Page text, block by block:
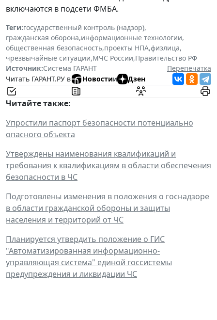
включаются в подсети ФМБА.
Теги:государственный контроль (надзор),
гражданская оборона,информационные технологии,
общественная безопасность,проекты НПА,физлица,
чрезвычайные ситуации,МЧС России,Правительство РФ
Источник:Система ГАРАНТ
Перепечатка
Читать ГАРАНТ.РУ в
Новостии Дзен
Читайте также:
Упростили паспорт безопасности потенциально
опасного объекта
Утверждены наименования квалификаций и
требования к квалификациям в области обеспечения
безопасности в ЧС
Подготовлены изменения в положения о госнадзоре
в области гражданской обороны и защиты
населения и территорий от ЧС
Планируется утвердить положение о ГИС
"Автоматизированная информационно-
управляющая система" единой госсистемы
предупреждения и ликвидации ЧС